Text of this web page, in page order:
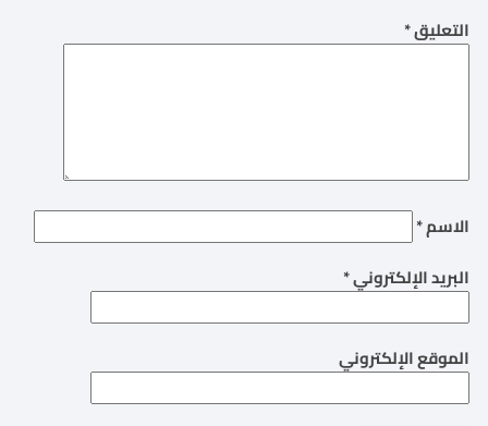
التعليق*
الاسم*
البريد الإلكتروني*
الموقع الإلكتروني